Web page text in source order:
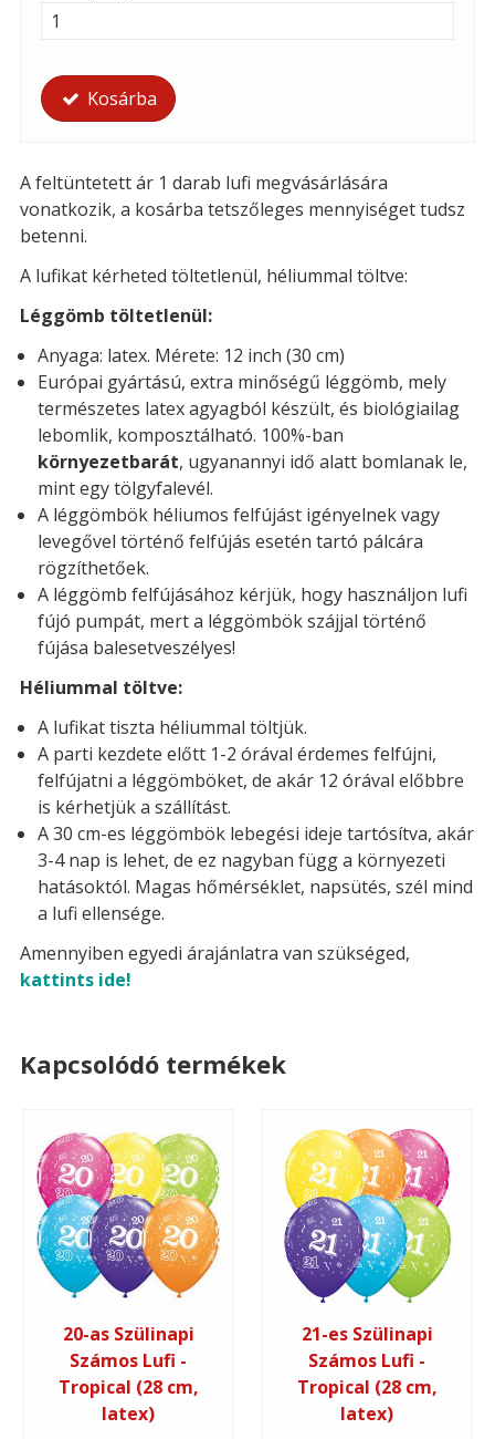
Kosárba
A feltüntetett ár 1 darab lufi megvásárlására
vonatkozik, a kosárba tetszőleges mennyiséget tudsz
betenni.
A lufikat kérheted töltetlenül, héliummal töltve:
Léggömb töltetlenül:
Anyaga: latex. Mérete: 12 inch (30 cm)
Európai gyártású, extra minőségű léggömb, mely
természetes latex agyagból készült, és biológiailag
lebomlik, komposztálható. 100%-ban
környezetbarát, ugyanannyi idő alatt bomlanak le,
mint egy tölgyfalevél.
A léggömbök héliumos felfújást igényelnek vagy
levegővel történő felfújás esetén tartó pálcára
rögzíthetőek.
A léggömb felfújásához kérjük, hogy használjon lufi
fújó pumpát, mert a léggömbök szájjal történő
fújása balesetveszélyes!
Héliummal töltve:
A lufikat tiszta héliummal töltjük.
A parti kezdete előtt 1-2 órával érdemes felfújni,
felfújatni a léggömböket, de akár 12 órával előbbre
is kérhetjük a szállítást.
A 30 cm-es léggömbök lebegési ideje tartósítva, akár
3-4 nap is lehet, de ez nagyban függ a környezeti
hatásoktól. Magas hőmérséklet, napsütés, szél mind
a lufi ellensége.
Amennyiben egyedi árajánlatra van szükséged,
kattints ide!
Kapcsolódó termékek
20-as Szülinapi
Számos Lufi -
Tropical (28 cm,
latex)
21-es Szülinapi
Számos Lufi -
Tropical (28 cm,
latex)